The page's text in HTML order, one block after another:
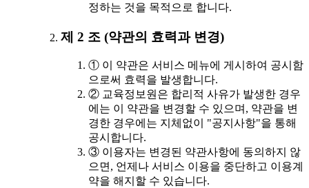
정하는 것을 목적으로 합니다.
제 2 조 (약관의 효력과 변경)
① 이 약관은 서비스 메뉴에 게시하여 공시함
으로써 효력을 발생합니다.
② 교육정보원은 합리적 사유가 발생한 경우
에는 이 약관을 변경할 수 있으며, 약관을 변
경한 경우에는 지체없이 "공지사항"을 통해
공시합니다.
③ 이용자는 변경된 약관사항에 동의하지 않
으면, 언제나 서비스 이용을 중단하고 이용계
약을 해지할 수 있습니다.